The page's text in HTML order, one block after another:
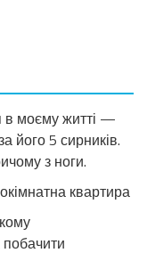
в моєму житті —
його 5 сирників.
з ноги.
квартира